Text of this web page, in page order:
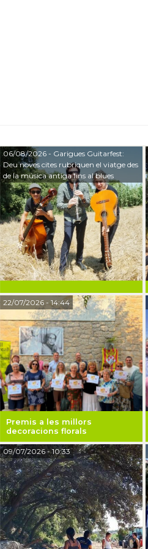
06/08/2026- Garigues Guitarfest:
Deu noves cites rubriquen el viatge des
de la música antiga fins al blues
Premis a les millors
decoracions florals
22/07/2026- 14:44
09/07/2026- 10:33